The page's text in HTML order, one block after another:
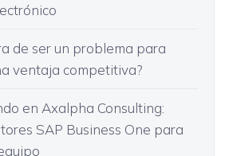
de ser un problema para
ventaja competitiva?
en Axalpha Consulting:
SAP Business One para